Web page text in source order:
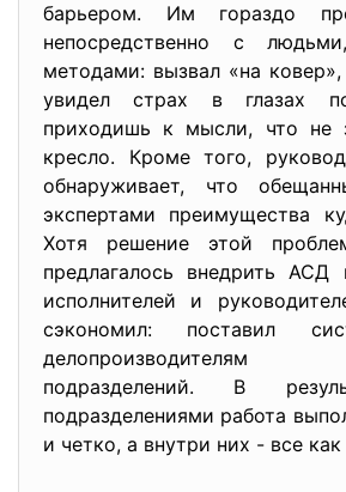
барьером. Им гораздо
непосредственно с
методами: вызвал «на ковер»,
увидел страх в глазах
приходишь к мысли, что не
кресло. Кроме того,
обнаруживает, что
экспертами преимущества
Хотя решение этой
предлагалось внедрить
исполнителей и
сэкономил: поставил
делопроизводителям
подразделений. В
подразделениями работа
и четко, а внутри них - все